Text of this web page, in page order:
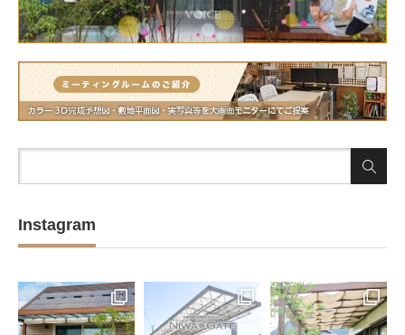
Instagram